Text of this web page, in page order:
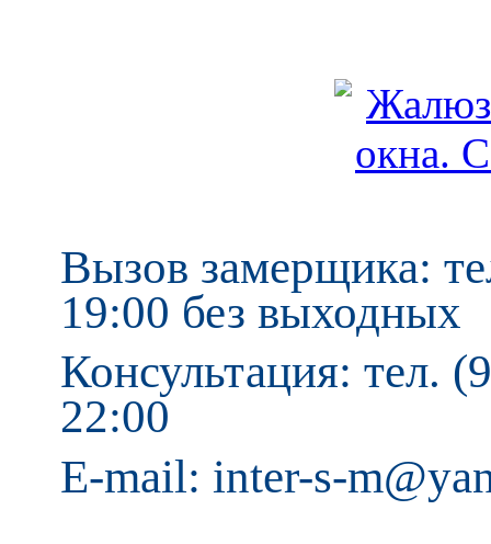
Вызов замерщика:
19:00 без выходных
Консультация: тел.
22:00
E-mail: inter-s-